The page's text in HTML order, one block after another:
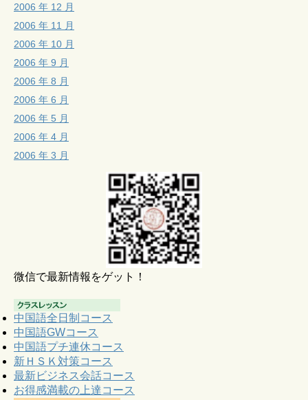
2006 年 12 月
2006 年 11 月
2006 年 10 月
2006 年 9 月
2006 年 8 月
2006 年 6 月
2006 年 5 月
2006 年 4 月
2006 年 3 月
微信で最新情報をゲット！
中国語全日制コース
中国語GWコース
中国語プチ連休コース
新ＨＳＫ対策コース
最新ビジネス会話コース
お得感満載の上達コース